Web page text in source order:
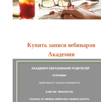
Купить записи вебинаров
Академии